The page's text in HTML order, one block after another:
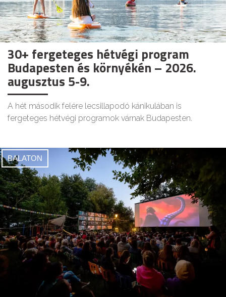
30+ fergeteges hétvégi program
Budapesten és környékén – 2026.
augusztus 5-9.
A hét második felére lecsillapodó kánikulában is
fergeteges hétvégi programok várnak Budapesten.
BALATON